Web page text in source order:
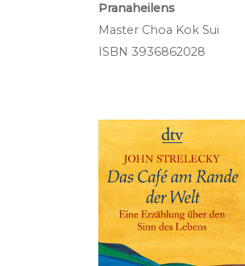
Pranaheilens
Master Choa Kok Sui
ISBN 3936862028